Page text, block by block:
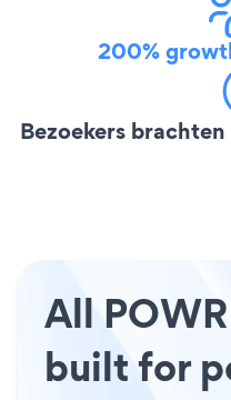
200%
Bezoekers brachten
All
built for